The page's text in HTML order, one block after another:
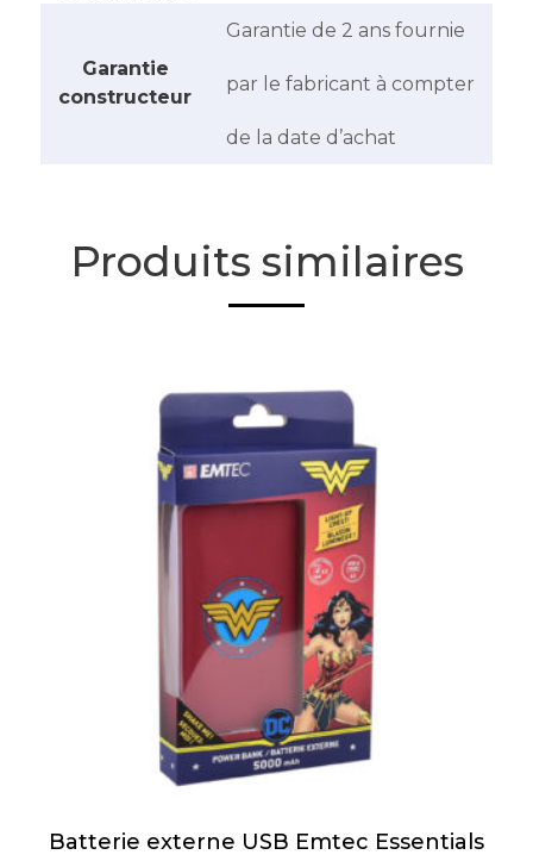
Garantie
constructeur
‎Garantie de 2 ans fournie
par le fabricant à compter
de la date d’achat
Produits similaires
Batterie externe USB Emtec Essentials